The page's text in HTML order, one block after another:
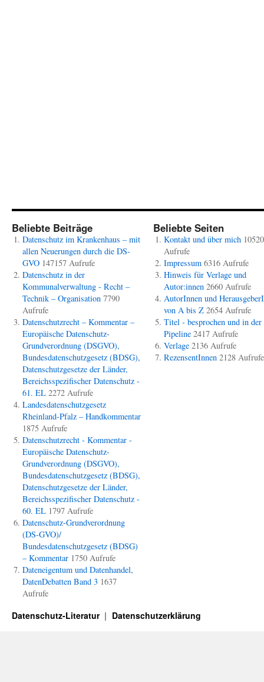
Beliebte Beiträge
Datenschutz im Krankenhaus – mit
allen Neuerungen durch die DS-
GVO 147157 Aufrufe
Datenschutz in der
Kommunalverwaltung - Recht –
Technik – Organisation 7790
Aufrufe
Datenschutzrecht – Kommentar –
Europäische Datenschutz-
Grundverordnung (DSGVO),
Bundesdatenschutzgesetz (BDSG),
Datenschutzgesetze der Länder,
Bereichsspezifischer Datenschutz -
61. EL 2272 Aufrufe
Landesdatenschutzgesetz
Rheinland-Pfalz – Handkommentar
1875 Aufrufe
Datenschutzrecht - Kommentar -
Europäische Datenschutz-
Grundverordnung (DSGVO),
Bundesdatenschutzgesetz (BDSG),
Datenschutzgesetze der Länder,
Bereichsspezifischer Datenschutz -
60. EL 1797 Aufrufe
Datenschutz-Grundverordnung
(DS-GVO)/
Bundesdatenschutzgesetz (BDSG)
– Kommentar 1750 Aufrufe
Dateneigentum und Datenhandel,
DatenDebatten Band 3 1637
Aufrufe
Beliebte Seiten
Kontakt und über mich 10520
Aufrufe
Impressum 6316 Aufrufe
Hinweis für Verlage und
Autor:innen 2660 Aufrufe
AutorInnen und
von A bis Z 2654 Aufrufe
Titel - besprochen und in der
Pipeline 2417 Aufrufe
Verlage 2136 Aufrufe
RezensentInnen 2128 Aufrufe
Datenschutz-Literatur Datenschutzerklärung